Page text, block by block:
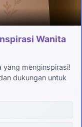
Wanita
yang menginspirasi!
dukungan untuk